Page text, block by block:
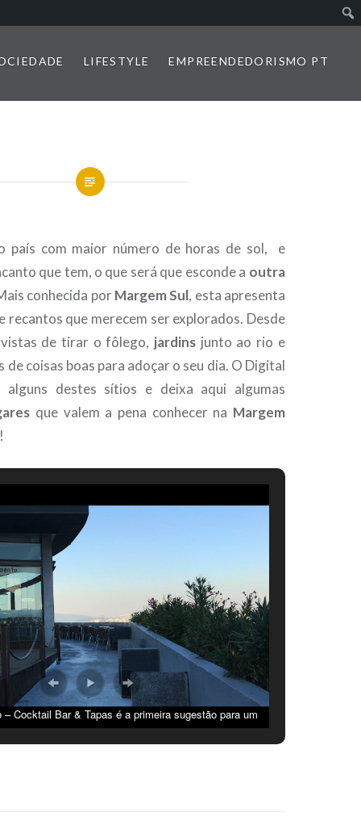
LIFESTYLE EMPREENDEDORISMO PT
país com maior número de horas de sol, e
que tem, o que será que esconde a outra
conhecida porMargem Sul, esta apresenta
recantos que merecem ser explorados. Desde
de tirar o fôlego, jardins junto ao rio e
de coisas boas para adoçar o seu dia. O Digital
alguns destes sítios e deixa aqui algumas
que valem a pena conhecer na Margem
!
– Cocktail Bar & Tapas é a primeira sugestão para um